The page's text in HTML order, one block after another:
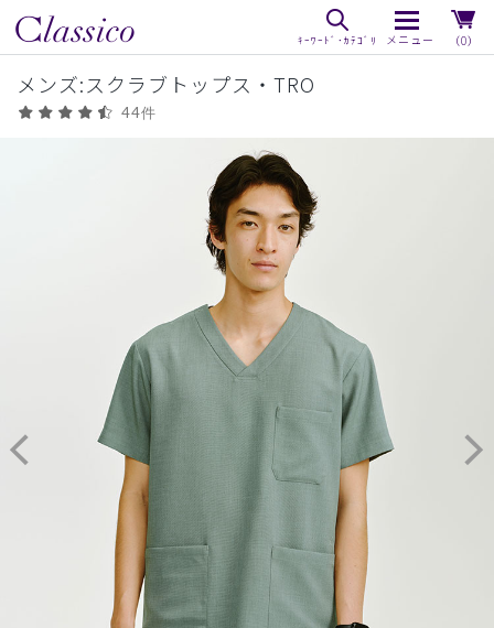
（0）
メンズ:スクラブトップス・TRO
44件